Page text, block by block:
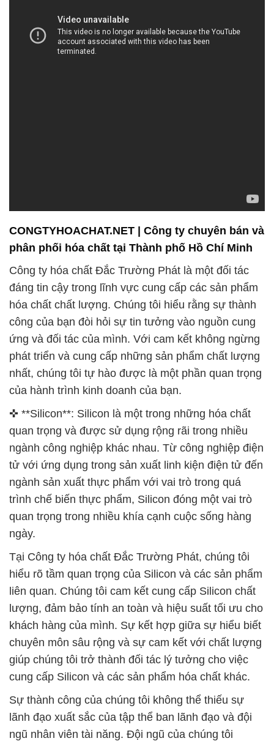
CONGTYHOACHAT.NET | Công ty chuyên bán và
phân phối hóa chất tại Thành phố Hồ Chí Minh
Công ty hóa chất Đắc Trường Phát là một đối tác
đáng tin cậy trong lĩnh vực cung cấp các sản phẩm
hóa chất chất lượng. Chúng tôi hiểu rằng sự thành
công của bạn đòi hỏi sự tin tưởng vào nguồn cung
ứng và đối tác của mình. Với cam kết không ngừng
phát triển và cung cấp những sản phẩm chất lượng
nhất, chúng tôi tự hào được là một phần quan trọng
của hành trình kinh doanh của bạn.
✜ **Silicon**: Silicon là một trong những hóa chất
quan trọng và được sử dụng rộng rãi trong nhiều
ngành công nghiệp khác nhau. Từ công nghiệp điện
tử với ứng dụng trong sản xuất linh kiện điện tử đến
ngành sản xuất thực phẩm với vai trò trong quá
trình chế biến thực phẩm, Silicon đóng một vai trò
quan trọng trong nhiều khía cạnh cuộc sống hàng
ngày.
Tại Công ty hóa chất Đắc Trường Phát, chúng tôi
hiểu rõ tầm quan trọng của Silicon và các sản phẩm
liên quan. Chúng tôi cam kết cung cấp Silicon chất
lượng, đảm bảo tính an toàn và hiệu suất tối ưu cho
khách hàng của mình. Sự kết hợp giữa sự hiểu biết
chuyên môn sâu rộng và sự cam kết với chất lượng
giúp chúng tôi trở thành đối tác lý tưởng cho việc
cung cấp Silicon và các sản phẩm hóa chất khác.
Sự thành công của chúng tôi không thể thiếu sự
lãnh đạo xuất sắc của tập thể ban lãnh đạo và đội
ngũ nhân viên tài năng. Đội ngũ của chúng tôi